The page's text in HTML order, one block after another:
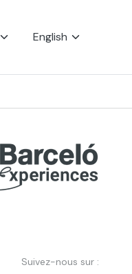
English
Suivez-nous sur :